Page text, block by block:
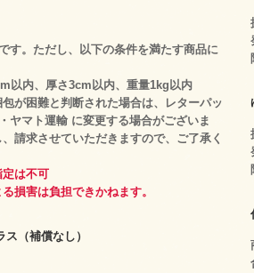
す。ただし、以下の条件を満たす商品に
以内、厚さ3cm以内、重量1kg以内
が困難と判断された場合は、レターパッ
ヤマト運輸 に変更する場合がございま
請求させていただきますので、ご了承く
は不可
損害は負担できかねます。
（補償なし）